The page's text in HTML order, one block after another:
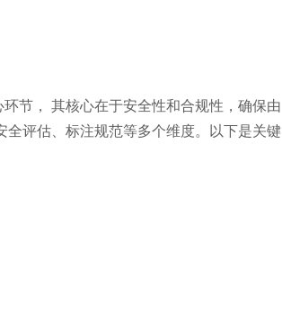
节， 其核心在于安全性和合规性，确保由
评估、标注规范等多个维度。以下是关键